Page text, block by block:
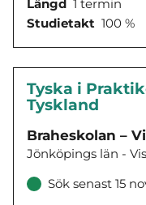
Längd 1 termin
Studietakt 100 %
Tyska i
Tyskland
Braheskolan –
Jönköpings län -
Sök senast 15